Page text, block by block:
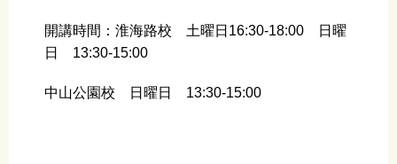
開講時間：淮海路校 土曜日16:30-18:00 日曜
日 13:30-15:00
中山公園校 日曜日 13:30-15:00